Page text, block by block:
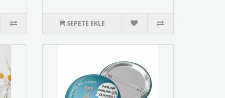
SEPETE EKLE